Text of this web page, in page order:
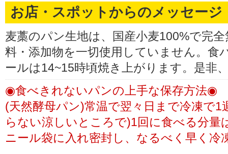
お店・スポットからのメッセージ
麦藁のパン生地は、国産小麦100%で完
料・添加物を一切使用していません。食
ールは14~15時頃焼き上がります。是非
◉食べきれないパンの上手な保存方法◉
(天然酵母パン)常温で翌々日まで冷凍で
らない涼しいところで)1回に食べる分
ニール袋に入れ密封し、なるべく早く冷